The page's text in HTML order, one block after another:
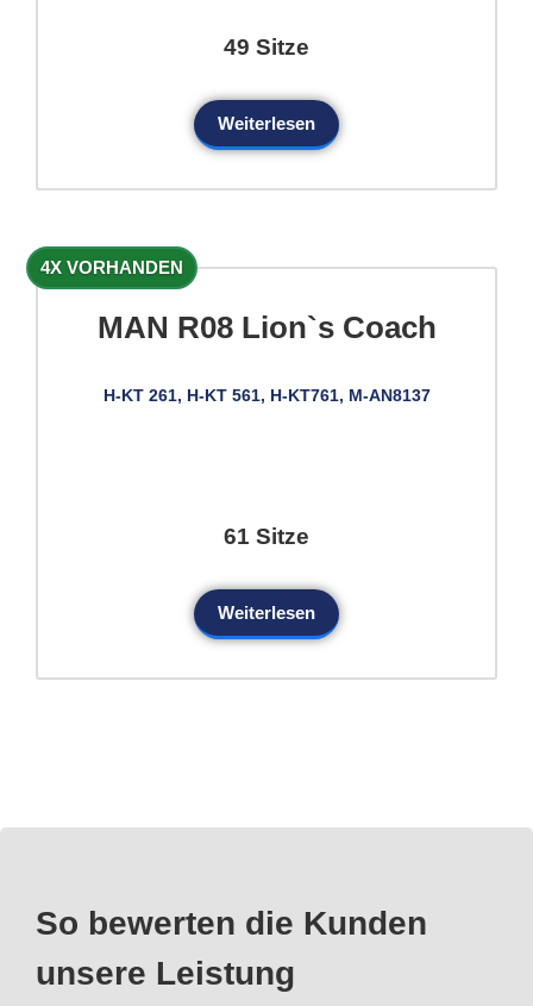
49 Sitze
Weiterlesen
4X VORHANDEN
MAN R08 Lion`s Coach
H-KT 261, H-KT 561, H-KT761, M-AN8137
61 Sitze
Weiterlesen
So bewerten die Kunden
unsere Leistung